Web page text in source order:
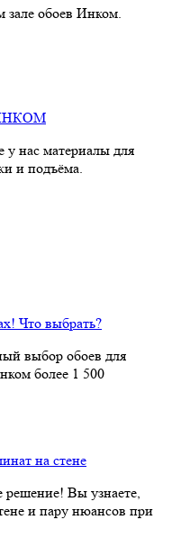
обоев Инком.
у нас материалы для
и подъёма.
Что выбрать?
выбор обоев для
более 1 500
на стене
решение! Вы узнаете,
и пару нюансов при